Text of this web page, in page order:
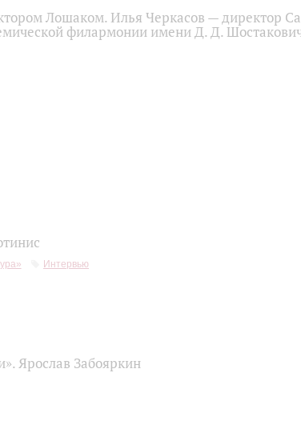
Лошаком. Илья Черкасов — директор
филармонии имени Д. Д.
Интервью
Ярослав Забояркин